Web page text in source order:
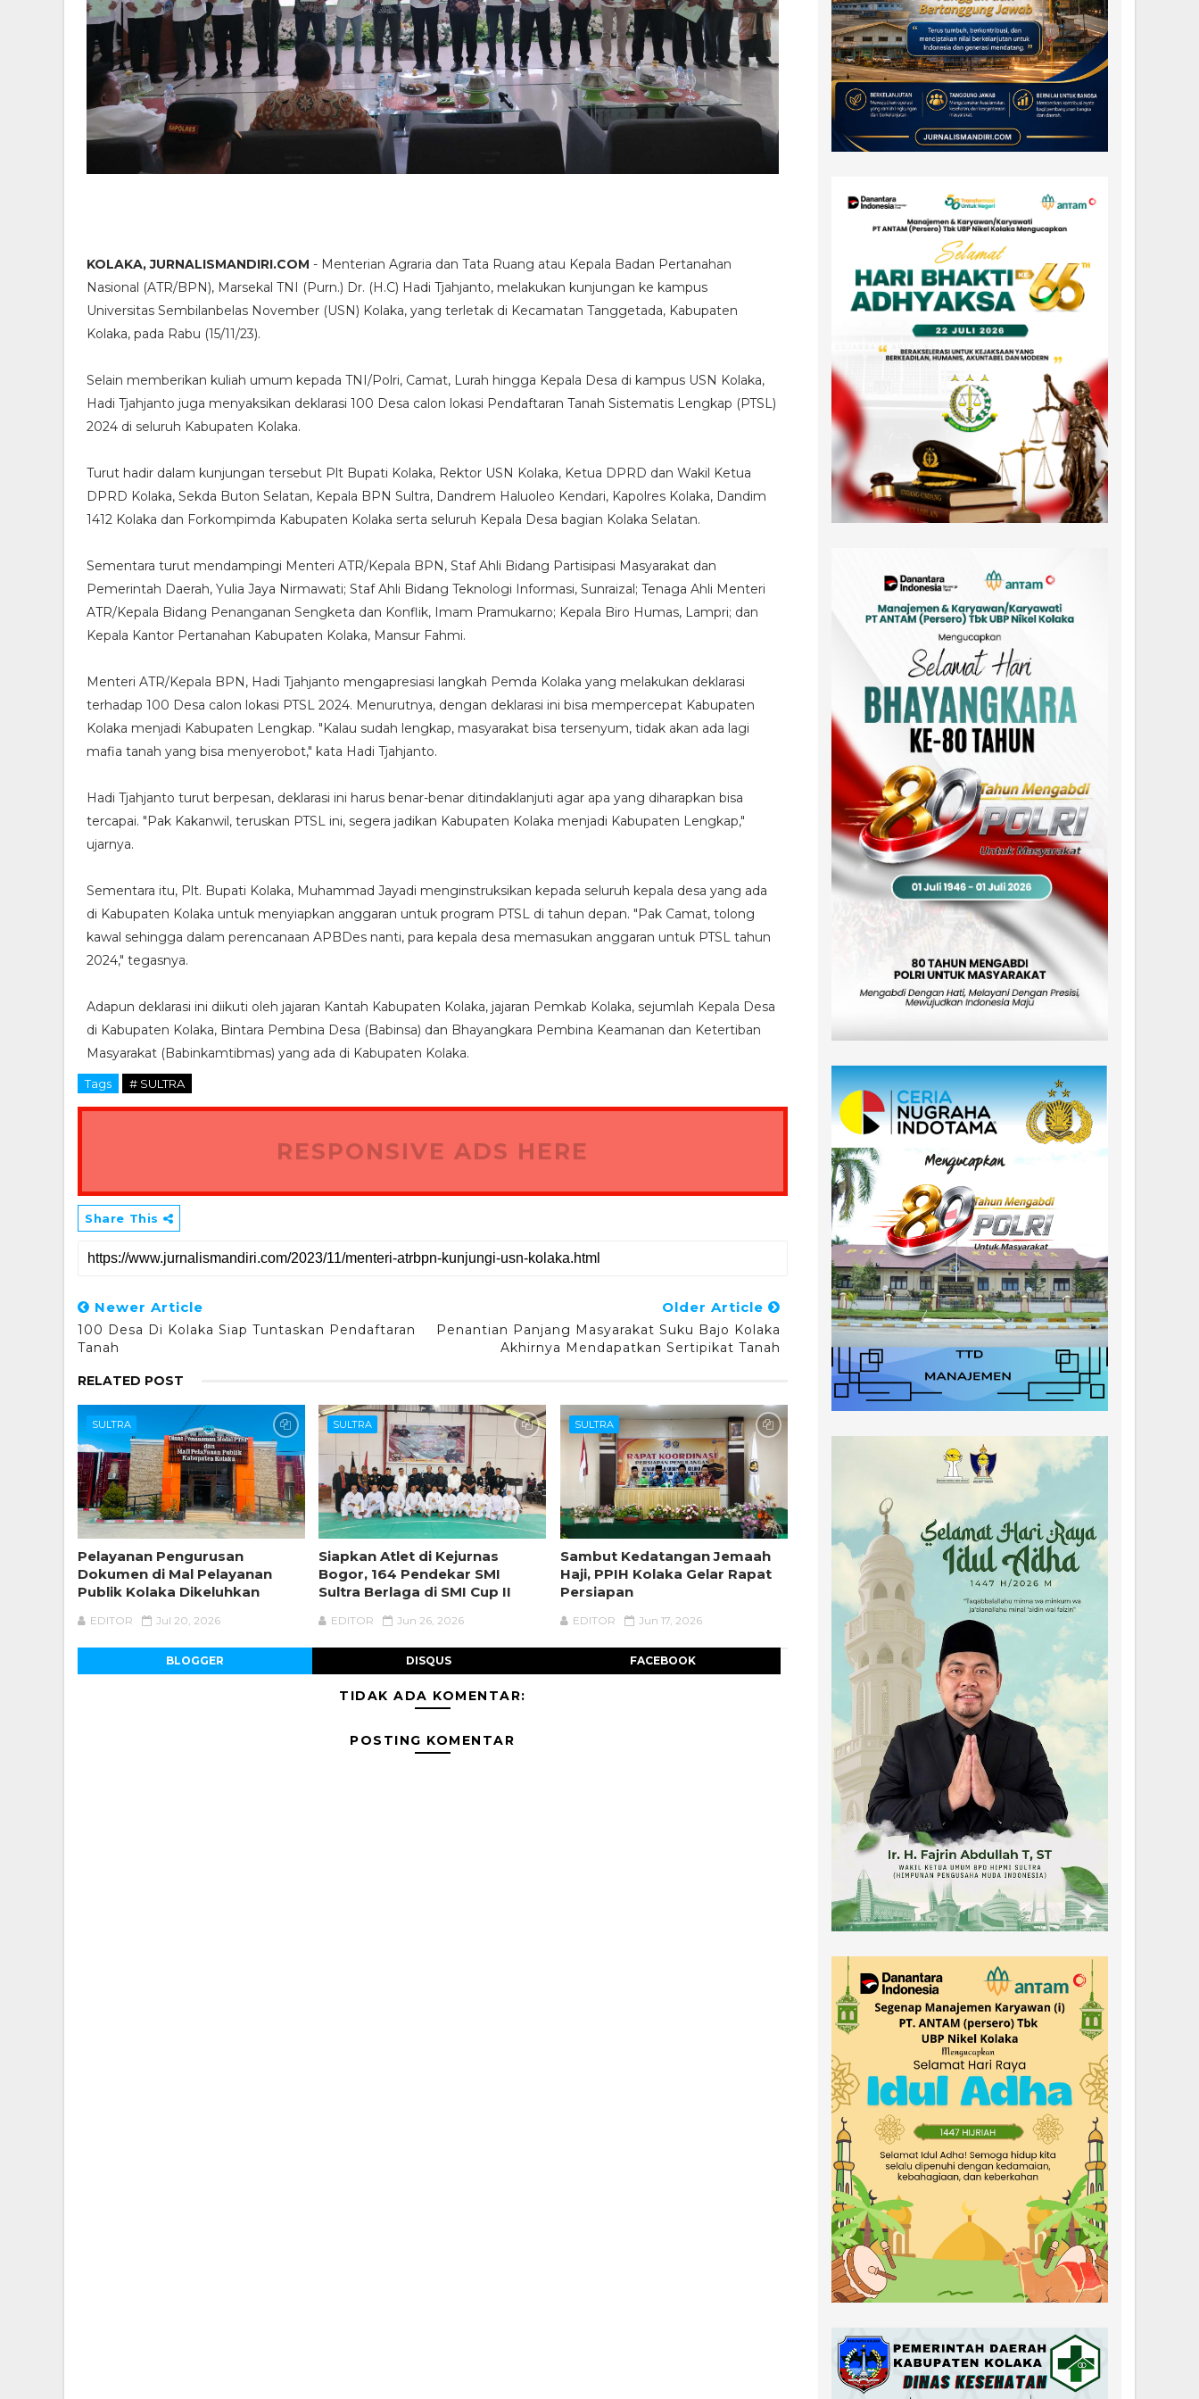
KOLAKA, JURNALISMANDIRI.COM - Menterian Agraria dan Tata Ruang atau Kepala Badan Pertanahan
Nasional (ATR/BPN), Marsekal TNI (Purn.) Dr. (H.C) Hadi Tjahjanto, melakukan kunjungan ke kampus
Universitas Sembilanbelas November (USN) Kolaka, yang terletak di Kecamatan Tanggetada, Kabupaten
Kolaka, pada Rabu (15/11/23).
Selain memberikan kuliah umum kepada TNI/Polri, Camat, Lurah hingga Kepala Desa di kampus USN Kolaka,
Hadi Tjahjanto juga menyaksikan deklarasi 100 Desa calon lokasi Pendaftaran Tanah Sistematis Lengkap (PTSL)
2024 di seluruh Kabupaten Kolaka.
Turut hadir dalam kunjungan tersebut Plt Bupati Kolaka, Rektor USN Kolaka, Ketua DPRD dan Wakil Ketua
DPRD Kolaka, Sekda Buton Selatan, Kepala BPN Sultra, Dandrem Haluoleo Kendari, Kapolres Kolaka, Dandim
1412 Kolaka dan Forkompimda Kabupaten Kolaka serta seluruh Kepala Desa bagian Kolaka Selatan.
Sementara turut mendampingi Menteri ATR/Kepala BPN, Staf Ahli Bidang Partisipasi Masyarakat dan
Pemerintah Daerah, Yulia Jaya Nirmawati; Staf Ahli Bidang Teknologi Informasi, Sunraizal; Tenaga Ahli Menteri
ATR/Kepala Bidang Penanganan Sengketa dan Konflik, Imam Pramukarno; Kepala Biro Humas, Lampri; dan
Kepala Kantor Pertanahan Kabupaten Kolaka, Mansur Fahmi.
Menteri ATR/Kepala BPN, Hadi Tjahjanto mengapresiasi langkah Pemda Kolaka yang melakukan deklarasi
terhadap 100 Desa calon lokasi PTSL 2024. Menurutnya, dengan deklarasi ini bisa mempercepat Kabupaten
Kolaka menjadi Kabupaten Lengkap. "Kalau sudah lengkap, masyarakat bisa tersenyum, tidak akan ada lagi
mafia tanah yang bisa menyerobot," kata Hadi Tjahjanto.
Hadi Tjahjanto turut berpesan, deklarasi ini harus benar-benar ditindaklanjuti agar apa yang diharapkan bisa
tercapai. "Pak Kakanwil, teruskan PTSL ini, segera jadikan Kabupaten Kolaka menjadi Kabupaten Lengkap,"
ujarnya.
Sementara itu, Plt. Bupati Kolaka, Muhammad Jayadi menginstruksikan kepada seluruh kepala desa yang ada
di Kabupaten Kolaka untuk menyiapkan anggaran untuk program PTSL di tahun depan. "Pak Camat, tolong
kawal sehingga dalam perencanaan APBDes nanti, para kepala desa memasukan anggaran untuk PTSL tahun
2024," tegasnya.
Adapun deklarasi ini diikuti oleh jajaran Kantah Kabupaten Kolaka, jajaran Pemkab Kolaka, sejumlah Kepala Desa
di Kabupaten Kolaka, Bintara Pembina Desa (Babinsa) dan Bhayangkara Pembina Keamanan dan Ketertiban
Masyarakat (Babinkamtibmas) yang ada di Kabupaten Kolaka.
Tags # SULTRA
RESPONSIVE ADS HERE
Share This
Newer Article
100 Desa Di Kolaka Siap Tuntaskan Pendaftaran
Tanah
Older Article
Penantian Panjang Masyarakat Suku Bajo Kolaka
Akhirnya Mendapatkan Sertipikat Tanah
RELATED POST
SULTRA
Pelayanan Pengurusan
Dokumen di Mal Pelayanan
Publik Kolaka Dikeluhkan
EDITOR Jul 20, 2026
SULTRA
Siapkan Atlet di Kejurnas
Bogor, 164 Pendekar SMI
Sultra Berlaga di SMI Cup II
EDITOR Jun 26, 2026
SULTRA
Sambut Kedatangan Jemaah
Haji, PPIH Kolaka Gelar Rapat
Persiapan
EDITOR Jun 17, 2026
BLOGGER DISQUS FACEBOOK
TIDAK ADA KOMENTAR:
POSTING KOMENTAR